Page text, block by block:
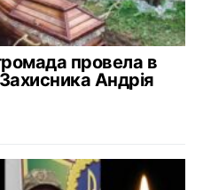
провела в
Андрія